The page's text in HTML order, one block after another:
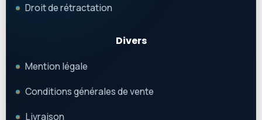
Droit de rétractation
Divers
Mention légale
Conditions générales de vente
Livraison